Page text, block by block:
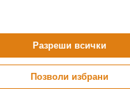
е лицензирана онлайн
Агенция по
Разреши всички
Позволи избрани